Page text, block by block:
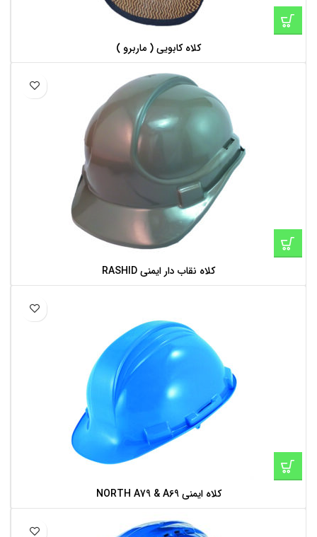
کلاه کابویی ( ماربرو )
کلاه نقاب دار ایمنی RASHID
کلاه ایمنی NORTH A79 & A69